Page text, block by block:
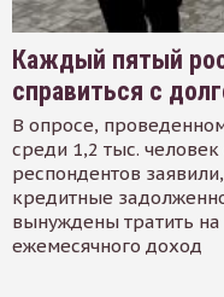
Каждый пятый
справиться с
В опросе,
среди 1,2 тыс.
респондентов
кредитные
вынуждены тратить
ежемесячного доход